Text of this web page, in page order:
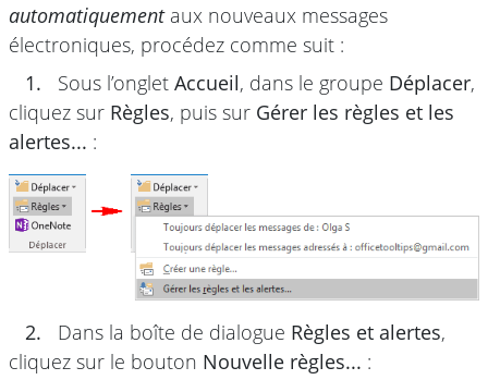
automatiquementaux nouveaux messages
électroniques, procédez comme suit :
1.
Sous l’onglet Accueil, dans le groupe Déplacer,
cliquez sur Règles, puis sur Gérer les règles et les
alertes... :
2. Dans la boîte de dialogue Règles et alertes,
cliquez sur le bouton Nouvelle règles... :